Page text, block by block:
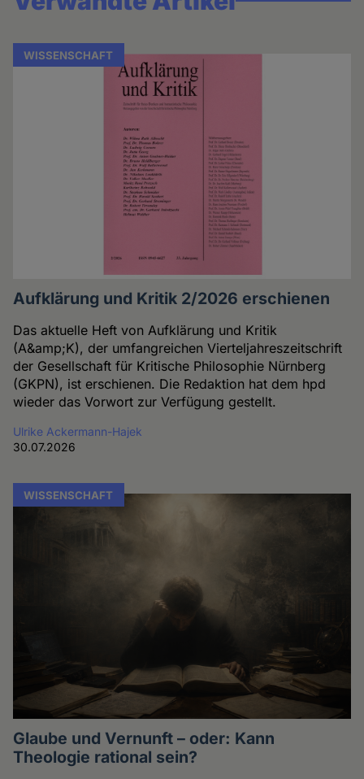
WISSENSCHAFT
Aufklärung und Kritik 2/2026 erschienen
Das aktuelle Heft von Aufklärung und Kritik
(A&amp;K), der umfangreichen Vierteljahreszeitschrift
der Gesellschaft für Kritische Philosophie Nürnberg
(GKPN), ist erschienen. Die Redaktion hat dem hpd
wieder das Vorwort zur Verfügung gestellt.
Ulrike Ackermann-Hajek
30.07.2026
WISSENSCHAFT
Glaube und Vernunft – oder: Kann
Theologie rational sein?